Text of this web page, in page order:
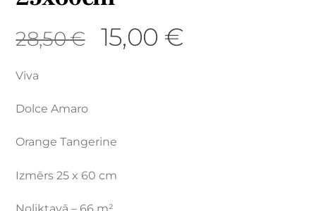
28,50€ 15,00 €
Viva
Dolce Amaro
Orange Tangerine
Izmērs 25 x 60 cm